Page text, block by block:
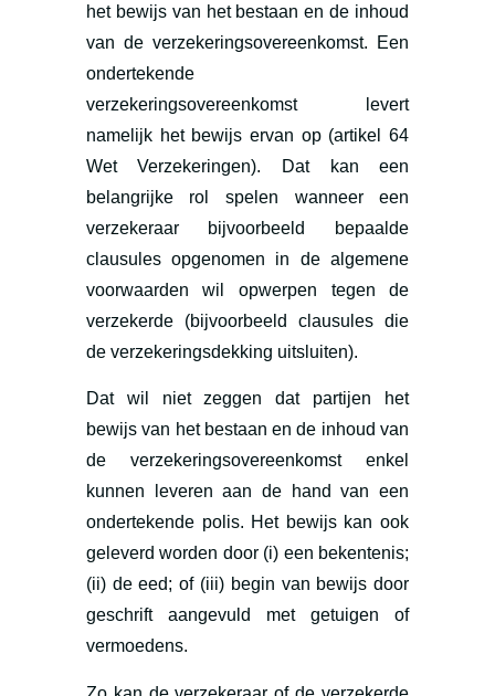
het bewijs van het bestaan en de inhoud
van de verzekeringsovereenkomst. Een
ondertekende
verzekeringsovereenkomst levert
namelijk het bewijs ervan op (artikel 64
Wet Verzekeringen). Dat kan een
belangrijke rol spelen wanneer een
verzekeraar bijvoorbeeld bepaalde
clausules opgenomen in de algemene
voorwaarden wil opwerpen tegen de
verzekerde (bijvoorbeeld clausules die
de verzekeringsdekking uitsluiten).
Dat wil niet zeggen dat partijen het
bewijs van het bestaan en de inhoud van
de verzekeringsovereenkomst enkel
kunnen leveren aan de hand van een
ondertekende polis. Het bewijs kan ook
geleverd worden door (i) een bekentenis;
(ii) de eed; of (iii) begin van bewijs door
geschrift aangevuld met getuigen of
vermoedens.